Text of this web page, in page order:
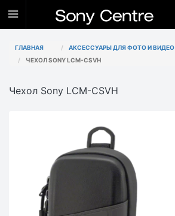
ГЛАВНАЯ
АКСЕССУАРЫ ДЛЯ ФОТО И ВИДЕО
ЧЕХОЛ SONY LCM-CSVH
Чехол Sony LCM-CSVH